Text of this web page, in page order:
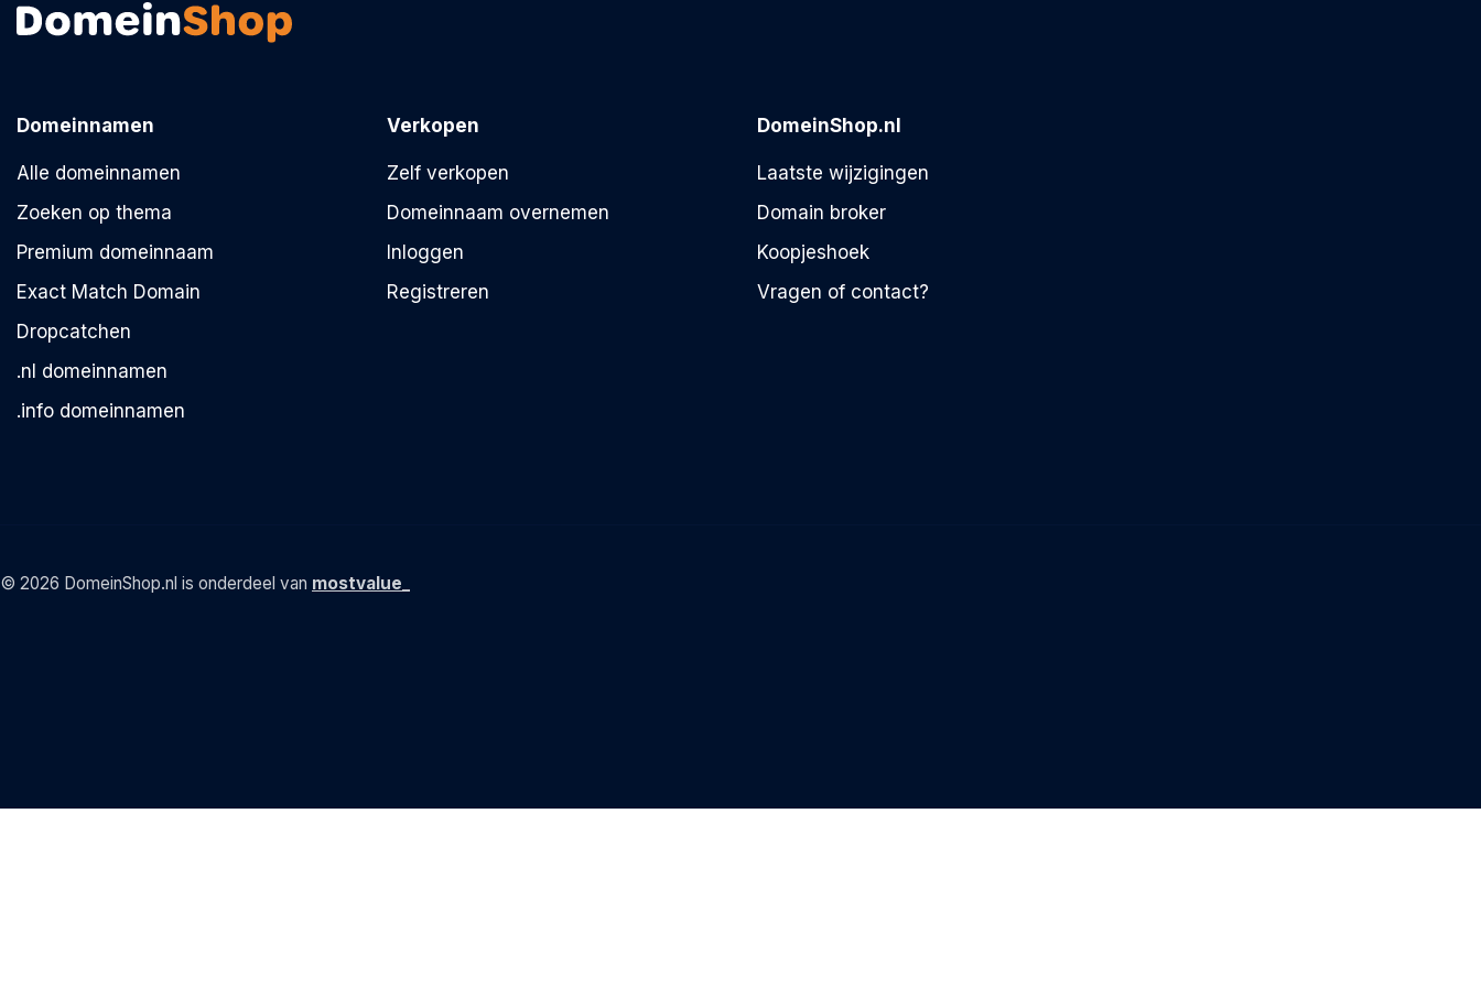
Domeinnamen
Alle domeinnamen
Zoeken op thema
Premium domeinnaam
Exact Match Domain
Dropcatchen
.nl domeinnamen
.info domeinnamen
Verkopen
Zelf verkopen
Domeinnaam overnemen
Inloggen
Registreren
DomeinShop.nl
Laatste wijzigingen
Domain broker
Koopjeshoek
Vragen of contact?
© 2026 DomeinShop.nl is onderdeel van mostvalue_